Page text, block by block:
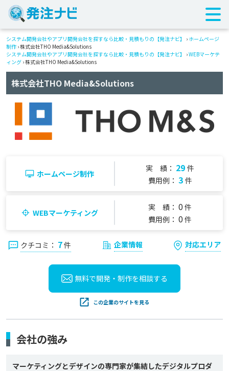
システム開発会社やアプリ開発会社を探すなら比較・見積もりの【発注ナビ】 › ホームページ
制作 › 株式会社THO Media&Solutions
システム開発会社やアプリ開発会社を探すなら比較・見積もりの【発注ナビ】
›WEBマーケテ
ィング › 株式会社THO Media&Solutions
株式会社THO Media&Solutions
ホームページ制作
実 績： 29 件
費用例： 3 件
WEBマーケティング
実 績： 0 件
費用例： 0 件
クチコミ： 7件 企業情報 対応エリア
無料で開発・制作を相談する
この企業のサイトを見る
会社の強み
マーケティングとデザインの専門家が集結したデジタルプロダ